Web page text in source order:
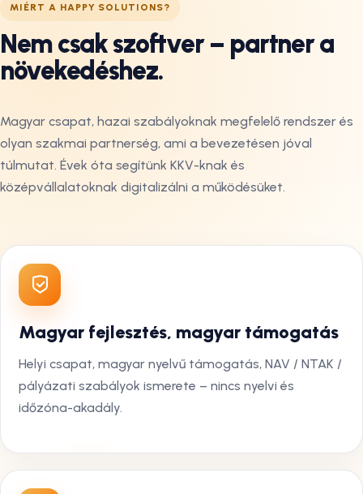
MIÉRT A HAPPY SOLUTIONS?
Nem csak szoftver – partner a
növekedéshez.
Magyar csapat, hazai szabályoknak megfelelő rendszer és
olyan szakmai partnerség, ami a bevezetésen jóval
túlmutat. Évek óta segítünk KKV-knak és
középvállalatoknak digitalizálni a működésüket.
Magyar fejlesztés, magyar támogatás
Helyi csapat, magyar nyelvű támogatás, NAV / NTAK /
pályázati szabályok ismerete – nincs nyelvi és
időzóna-akadály.